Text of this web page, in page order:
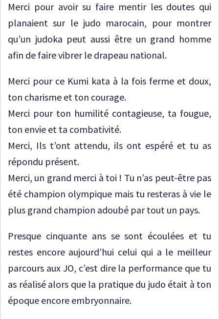
Merci pour avoir su faire mentir les doutes qui
planaient sur le judo marocain, pour montrer
qu’un judoka peut aussi être un grand homme
afin de faire vibrer le drapeau national.
Merci pour ce Kumi kata à la fois ferme et doux,
ton charisme et ton courage.
Merci pour ton humilité contagieuse, ta fougue,
ton envie et ta combativité.
Merci, Ils t’ont attendu, ils ont espéré et tu as
répondu présent.
Merci, un grand merci à toi ! Tu n’as peut-être pas
été champion olympique mais tu resteras à vie le
plus grand champion adoubé par tout un pays.
Presque cinquante ans se sont écoulées et tu
restes encore aujourd’hui celui qui a le meilleur
parcours aux JO, c’est dire la performance que tu
as réalisé alors que la pratique du judo était à ton
époque encore embryonnaire.